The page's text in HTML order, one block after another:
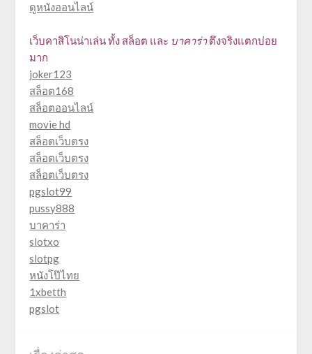
ดูหนังออนไลน์
เว็บคาสิโนน่าเล่น ทั้ง สล็อต และ บาคาร่าตึงจริงแตกบ่อย
มาก
joker123
สล็อต168
สล็อตออนไลน์
movie hd
สล็อตเว็บตรง
สล็อตเว็บตรง
สล็อตเว็บตรง
pgslot99
pussy888
บาคาร่า
slotxo
slotpg
หนังโป๊ไทย
1xbetth
pgslot